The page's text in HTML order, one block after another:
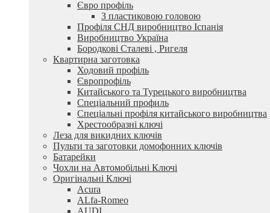
Євро профіль
З пластиковою головою
Профіля СНД виробництво Іспанія
Виробництво Україна
Бородкові Сталеві , Ригеля
Квартирна заготовка
Ходовий профіль
Європрофіль
Китайського та Турецького виробництва
Спеціальний профиль
Спеціальні профіля китайського виробництва
Хрестообразні ключі
Леза для викидних ключів
Пульти та заготовки домофонних ключів
Батарейки
Чохли на Автомобільні Ключі
Оригінальні Ключі
Acura
ALfa-Romeo
AUDI